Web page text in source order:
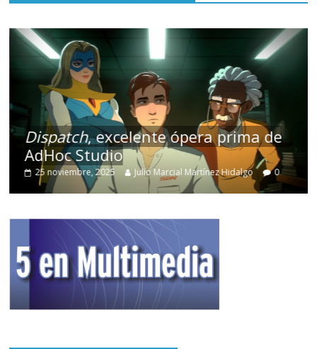
Dispatch, excelente ópera prima de
AdHoc Studio
25 noviembre, 2025 Julio Marcial Martínez Hidalgo 0